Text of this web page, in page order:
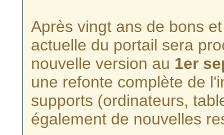
Après vingt ans de bons
actuelle du portail sera
nouvelle version au 1er
une refonte complète de
supports (ordinateurs,
également de nouvelles